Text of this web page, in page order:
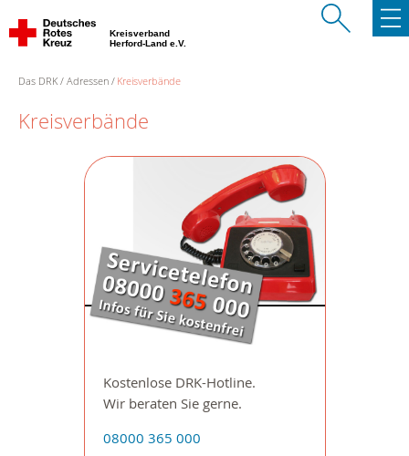
Kreisverband
Herford-Land e.V.
Das DRK Adressen Kreisverbände
Kreisverbände
Kostenlose DRK-Hotline.
Wir beraten Sie gerne.
08000 365 000